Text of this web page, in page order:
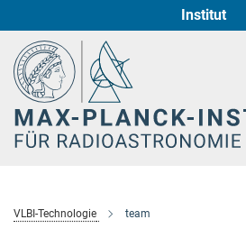
Institut
Radioastronomische
Sternentstehung und
VLBI-Technologie team